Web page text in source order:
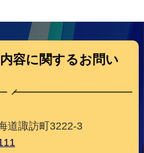
容に関するお問い
道諏訪町3222-3